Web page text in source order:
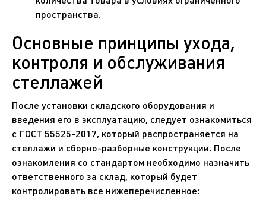
пространства.
Основные принципы ухода,
контроля и обслуживания
стеллажей
После установки складского оборудования и
введения его в эксплуатацию, следует ознакомиться
с ГОСТ 55525-2017, который распространяется на
стеллажи и сборно-разборные конструкции. После
ознакомления со стандартом необходимо назначить
ответственного за склад, который будет
контролировать все нижеперечисленное: